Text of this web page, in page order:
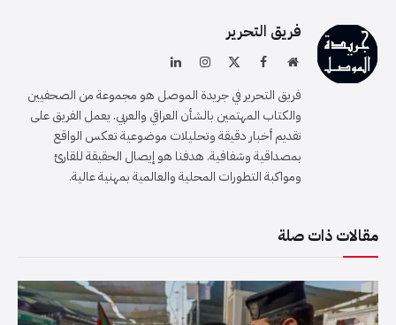
فريق التحرير
موقعفيسبوك الانستغرام
لينكدإن
فريق التحرير في جريدة الموصل هو مجموعة من الصحفيين
والكتاب المهتمين بالشأن العراقي والعربي. يعمل الفريق على
تقديم أخبار دقيقة وتحليلات موضوعية تعكس الواقع
بمصداقية وشفافية. هدفنا هو إيصال الحقيقة للقارئ
ومواكبة التطورات المحلية والعالمية بمهنية عالية.
مقالات ذات صلة